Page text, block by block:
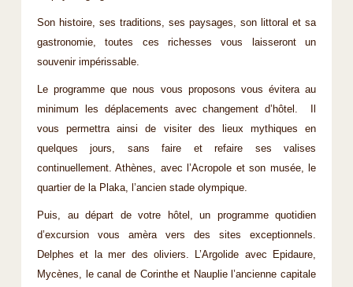
Son histoire, ses traditions, ses paysages, son littoral et sa
gastronomie, toutes ces richesses vous laisseront un
souvenir impérissable.
Le programme que nous vous proposons vous évitera au
minimum les déplacements avec changement d’hôtel. Il
vous permettra ainsi de visiter des lieux mythiques en
quelques jours, sans faire et refaire ses valises
continuellement. Athènes, avec l’Acropole et son musée, le
quartier de la Plaka, l’ancien stade olympique.
Puis, au départ de votre hôtel, un programme quotidien
d’excursion vous amèra vers des sites exceptionnels.
Delphes et la mer des oliviers. L’Argolide avec Epidaure,
Mycènes, le canal de Corinthe et Nauplie l’ancienne capitale